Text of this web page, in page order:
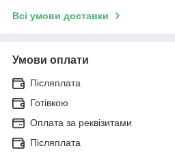
Всі умови доставки
Умови оплати
Післяплата
Готівкою
Оплата за реквізитами
Післяплата